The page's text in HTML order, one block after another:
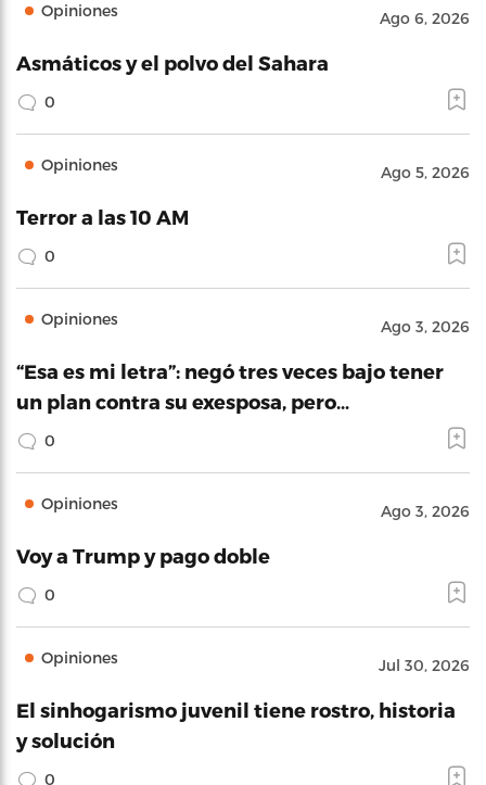
Opiniones Ago 6, 2026
Asmáticos y el polvo del Sahara
0
Opiniones Ago 5, 2026
Terror a las 10 AM
0
Opiniones Ago 3, 2026
“Esa es mi letra”: negó tres veces bajo tener
un plan contra su exesposa, pero…
0
Opiniones Ago 3, 2026
Voy a Trump y pago doble
0
Opiniones Jul 30, 2026
El sinhogarismo juvenil tiene rostro, historia
y solución
0